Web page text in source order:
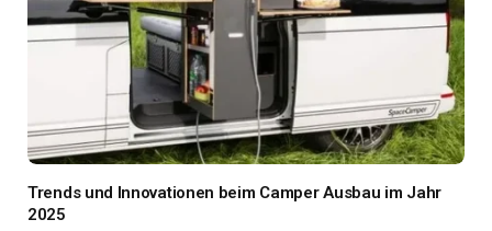
Trends und Innovationen beim Camper Ausbau im Jahr
2025